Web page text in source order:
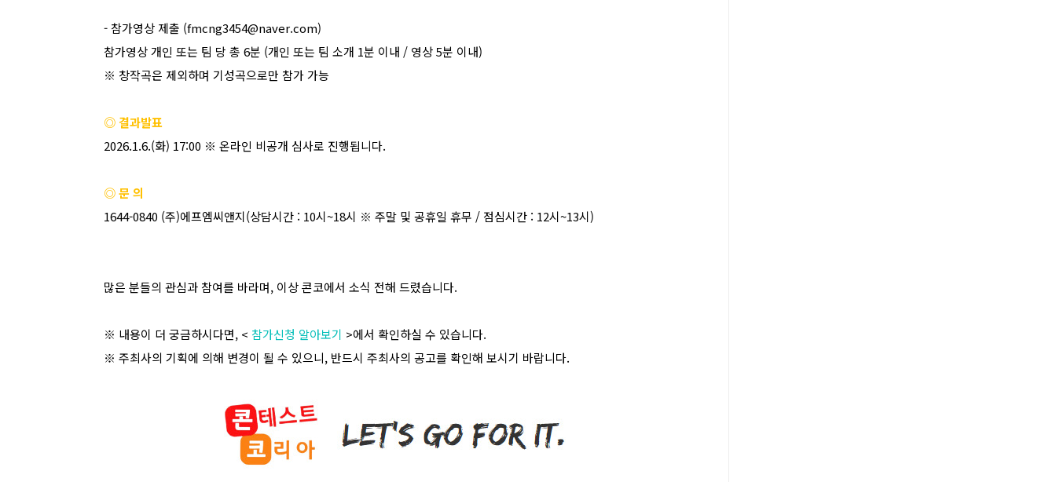
- 참가영상 제출 (fmcng3454@naver.com)
참가영상 개인 또는 팀 당 총 6분 (개인 또는 팀 소개 1분 이내 / 영상5분 이내)
※ 창작곡은 제외하며 기성곡으로만 참가 가능
◎ 결과발표
2026.1.6.(화) 17:00 ※ 온라인 비공개 심사로 진행됩니다.
◎ 문 의
1644-0840 (주)에프엠씨앤지(상담시간 : 10시~18시 ※ 주말 및 공휴일 휴무 / 점심시간 : 12시~13시)
많은 분들의 관심과 참여를 바라며, 이상 콘코에서 소식 전해 드렸습니다.
※ 내용이 더 궁금하시다면, < 참가신청 알아보기 >에서 확인하실 수 있습니다.
※ 주최사의 기획에 의해 변경이 될 수 있으니, 반드시 주최사의 공고를 확인해 보시기 바랍니다.